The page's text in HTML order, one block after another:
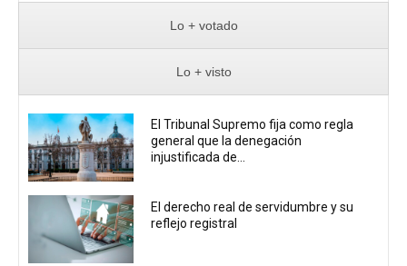
Lo + votado
Lo + visto
El Tribunal Supremo fija como regla
general que la denegación
injustificada de...
El derecho real de servidumbre y su
reflejo registral